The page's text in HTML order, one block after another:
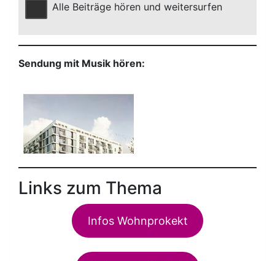
Alle Beiträge hören und weitersurfen
Sendung mit Musik hören:
Links zum Thema
Infos Wohnprokekt